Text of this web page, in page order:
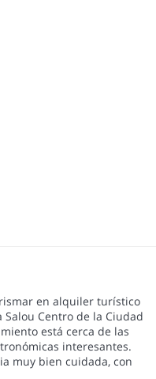
en alquiler turístico
Centro de la Ciudad
está cerca de las
interesantes.
muy bien cuidada, con